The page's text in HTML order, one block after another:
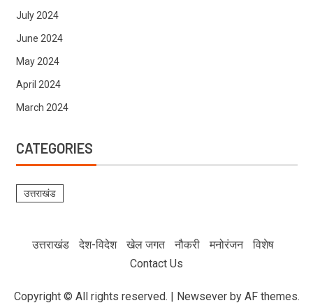
July 2024
June 2024
May 2024
April 2024
March 2024
CATEGORIES
उत्तराखंड
उत्तराखंड देश-विदेश खेल जगत नौकरी मनोरंजन
विशेष
Contact Us
Copyright © All rights reserved. | Newseverby AF themes.